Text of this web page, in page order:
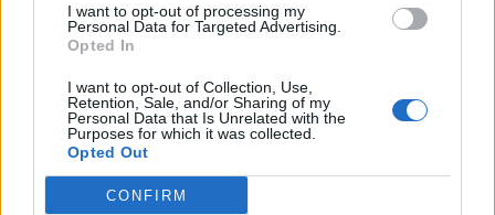
I want to opt-out of processing my
Personal Data for Targeted Advertising.
Opted In
I want to opt-out of Collection, Use,
Retention, Sale, and/or Sharing of my
Personal Data that Is Unrelated with the
Purposes for which it was collected.
Opted Out
CONFIRM
λέτε σε έναν επισκέπτη
27 Φεβρουαρίου 2026
Πάνω από 100 μωρά έχουν
γεννηθεί μέσω εξωσωματικής, με
27 Φεβρουαρίου 2026